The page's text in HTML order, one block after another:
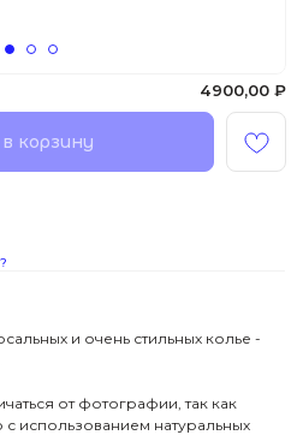
4900,00 ₽
корзину
и очень стильных колье -
от фотографии, так как
использованием натуральных